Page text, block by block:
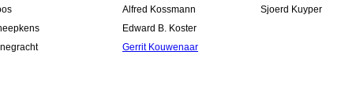
Alfred Kossmann
Sjoerd Kuyper
Edward B. Koster
Gerrit Kouwenaar